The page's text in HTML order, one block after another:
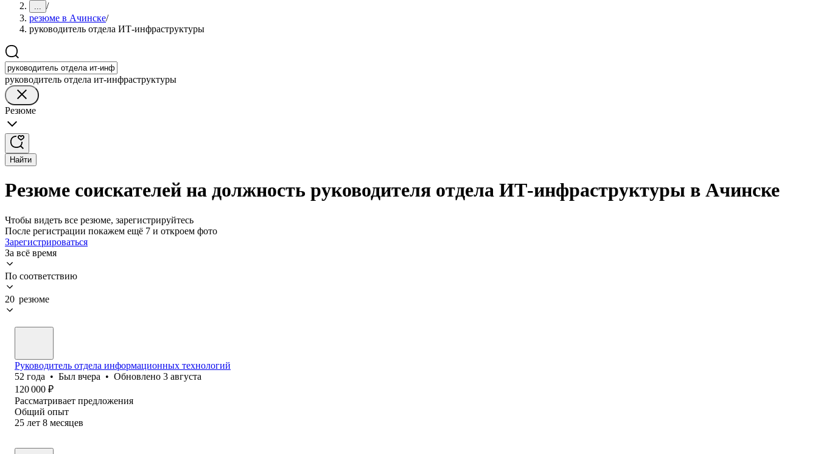
... /
резюме в Ачинске/
руководитель отдела ИТ-инфраструктуры
руководитель отдела ит-инфраструктуры
Резюме
Найти
Резюме соискателей на должность руководителя отдела ИТ-инфраструктуры в Ачинске
Чтобы видеть все резюме, зарегистрируйтесь
После регистрации покажем ещё 7 и откроем фото
Зарегистрироваться
За всё время
По соответствию
20 резюме
Руководитель отдела информационных технологий
52 года • Был вчера • Обновлено 3 августа
120 000 ₽
Рассматривает предложения
Общий опыт
25 лет 8 месяцев